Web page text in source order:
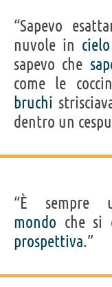
“Sapevo
nuvole in cielo
sapevo che
come le
bruchi
dentro un
“È sempre
mondo che si
prospettiva.”